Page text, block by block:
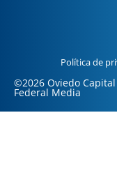
Política de
©2026 Oviedo
Federal Media